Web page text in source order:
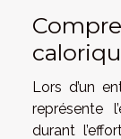
Lors d’un
représente
durant